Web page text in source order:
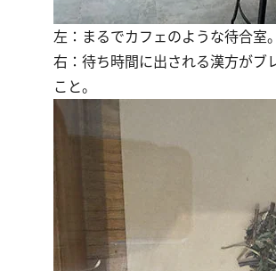
左：まるでカフェのような待合室。
右：待ち時間に出される漢方がブ
こと。